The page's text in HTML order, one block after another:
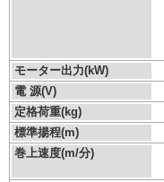
モーター出力(kW)
電 源(V)
定格荷重(kg)
標準揚程(m)
巻上速度(m/分)